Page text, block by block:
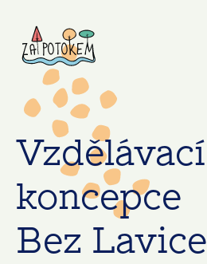
Vzdělávací
koncepce
Bez Lavice